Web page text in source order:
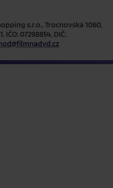
s.r.o., Trocnovská 1060,
IČO: 07298854, DIČ: